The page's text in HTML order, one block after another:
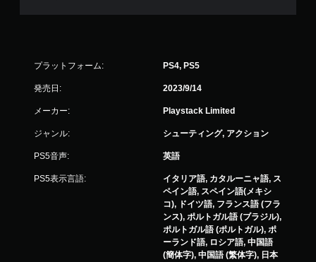
プラットフォーム: PS4, PS5
発売日: 2023/9/14
メーカー: Playstack Limited
ジャンル: シューティング, アクション
PS5音声: 英語
PS5表示言語:
イタリア語, カタルーニャ語, ス
ペイン語, スペイン語(メキシ
コ), ドイツ語, フランス語 (フラ
ンス), ポルトガル語 (ブラジル),
ポルトガル語 (ポルトガル), ポ
ーランド語, ロシア語, 中国語
(簡体字), 中国語 (繁体字), 日本